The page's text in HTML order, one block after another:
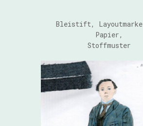
Bleistift,
Papier,
Stoffmuster